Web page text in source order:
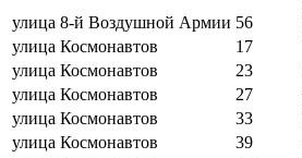
улица 8-й Воздушной Армии 56
улица Космонавтов
17
улица Космонавтов
23
улица Космонавтов
27
улица Космонавтов
33
улица Космонавтов
39